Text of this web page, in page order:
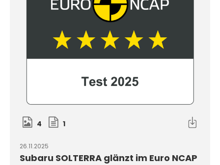
4 1
26.11.2025
Subaru SOLTERRA glänzt im Euro NCAP